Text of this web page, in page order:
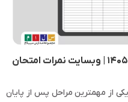
سایت اعلام نتایج امتحانات نهایی ۱۴۰۵ | وبسایت نمرات امتحان
یکی از مهمترین مراحل پس از پایان